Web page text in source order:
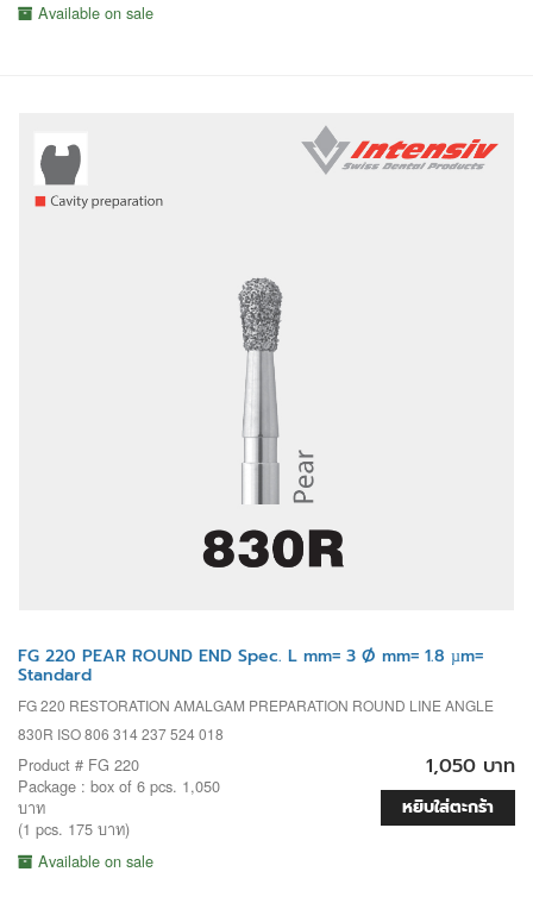
Available on sale
FG 220 PEAR ROUND END Spec. L mm= 3 Ø mm= 1.8 µm=
Standard
FG 220 RESTORATION AMALGAM PREPARATION ROUND LINE ANGLE
830R ISO 806 314 237 524 018
Product # FG 220
Package : box of 6 pcs. 1,050
บาท
(1 pcs. 175 บาท)
Available on sale
1,050 บาท
หยิบใส่ตะกร้า